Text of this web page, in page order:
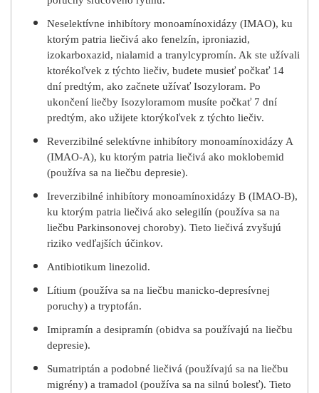
Neselektívne inhibítory monoamínoxidázy (IMAO), ku
ktorým patria liečivá ako fenelzín, iproniazid,
izokarboxazid, nialamid a tranylcypromín. Ak ste užívali
ktorékoľvek z týchto liečiv, budete musieť počkať 14
dní predtým, ako začnete užívať Isozyloram. Po
ukončení liečby Isozyloramom musíte počkať 7 dní
predtým, ako užijete ktorýkoľvek z týchto liečiv.
Reverzibilné selektívne inhibítory monoamínoxidázy A
(IMAO-A), ku ktorým patria liečivá ako moklobemid
(používa sa na liečbu depresie).
Ireverzibilné inhibítory monoamínoxidázy B (IMAO-B),
ku ktorým patria liečivá ako selegilín (používa sa na
liečbu Parkinsonovej choroby). Tieto liečivá zvyšujú
riziko vedľajších účinkov.
Antibiotikum linezolid.
Lítium (používa sa na liečbu manicko-depresívnej
poruchy) a tryptofán.
Imipramín a desipramín (obidva sa používajú na liečbu
depresie).
Sumatriptán a podobné liečivá (používajú sa na liečbu
migrény) a tramadol (používa sa na silnú bolesť). Tieto